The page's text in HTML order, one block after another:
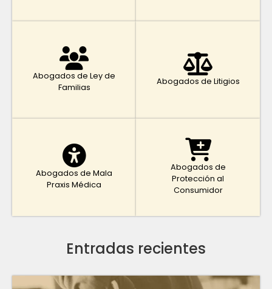
Abogados de Ley de
Familias
Abogados de Litigios
Abogados de Mala
Praxis Médica
Abogados de
Protección al
Consumidor
Entradas recientes